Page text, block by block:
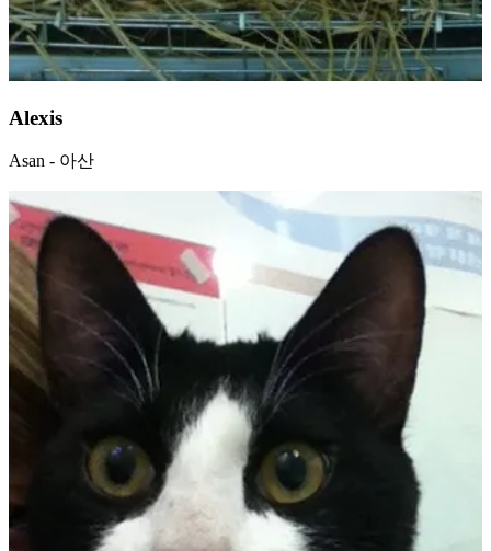
Alexis
Asan - 아산